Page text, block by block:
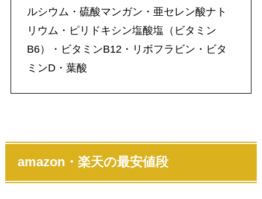
ルシウム・硫酸マンガン・亜セレン酸ナト
リウム・ピリドキシン塩酸塩（ビタミン
B6）・ビタミンB12・リボフラビン・ビタ
ミンD・葉酸
amazon・楽天の最安値段